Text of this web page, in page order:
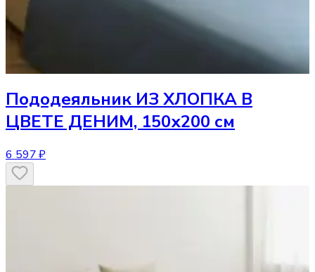
Пододеяльник ИЗ ХЛОПКА В
ЦВЕТЕ ДЕНИМ, 150х200 см
6 597 ₽